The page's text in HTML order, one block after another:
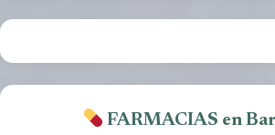
FARMACIAS en